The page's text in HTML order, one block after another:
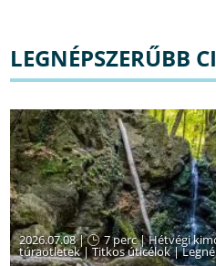
LEGNÉPSZERŰBB
2026.07.08 | 7 perc|Hétvégi
túraötletek|Titkos úticélok|